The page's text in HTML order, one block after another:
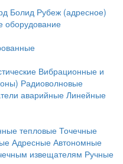
Болид Рубеж (адресное)
оборудование
Вибрационные и
Радиоволновые
аварийные Линейные
тепловые Точечные
Адресные Автономные
извещателям Ручные